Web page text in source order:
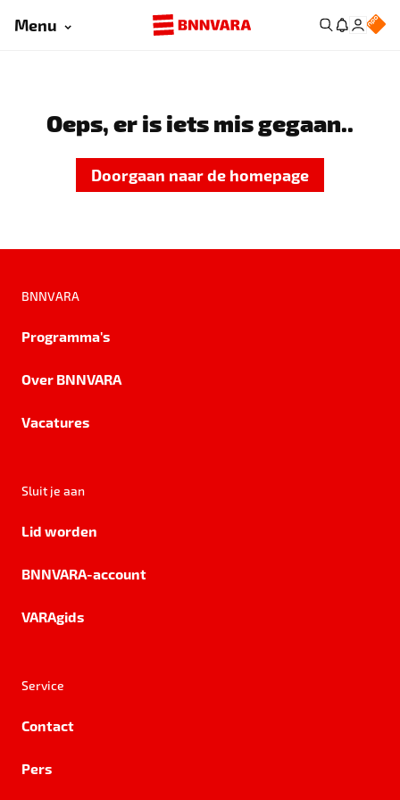
Menu
Oeps, er is iets mis gegaan..
Doorgaan naar de homepage
BNNVARA
Programma's
Over BNNVARA
Vacatures
Sluit je aan
Lid worden
BNNVARA-account
VARAgids
Service
Contact
Pers